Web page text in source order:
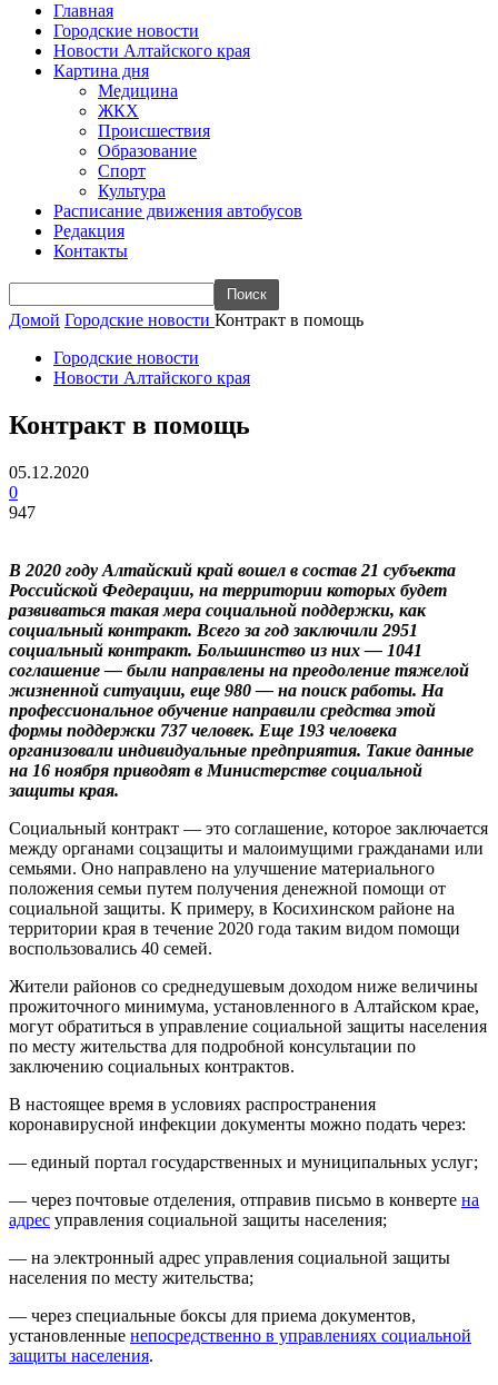
Главная
Городские новости
Новости Алтайского края
Картина дня
Медицина
ЖКХ
Происшествия
Образование
Спорт
Культура
Расписание движения автобусов
Редакция
Контакты
Домой Городские новости Контракт в помощь
Городские новости
Новости Алтайского края
Контракт в помощь
05.12.2020
0
947
В 2020 году Алтайский край вошел в состав 21 субъекта
Российской Федерации, на территории которых будет
развиваться такая мера социальной поддержки, как
социальный контракт. Всего за год заключили 2951
социальный контракт. Большинство из них — 1041
соглашение — были направлены на преодоление тяжелой
жизненной ситуации, еще 980 — на поиск работы. На
профессиональное обучение направили средства этой
формы поддержки 737 человек. Еще 193 человека
организовали индивидуальные предприятия. Такие данные
на 16 ноября приводят в Министерстве социальной
защиты края.
Социальный контракт — это соглашение, которое заключается
между органами соцзащиты и малоимущими гражданами или
семьями. Оно направлено на улучшение материального
положения семьи путем получения денежной помощи от
социальной защиты. К примеру, в Косихинском районе на
территории края в течение 2020 года таким видом помощи
воспользовались 40 семей.
Жители районов со среднедушевым доходом ниже величины
прожиточного минимума, установленного в Алтайском крае,
могут обратиться в управление социальной защиты населения
по месту жительства для подробной консультации по
заключению социальных контрактов.
В настоящее время в условиях распространения
коронавирусной инфекции документы можно подать через:
— единый портал государственных и муниципальных услуг;
— через почтовые отделения, отправив письмо в конверте на
адрес управления социальной защиты населения;
— на электронный адрес управления социальной защиты
населения по месту жительства;
— через специальные боксы для приема документов,
установленные непосредственно в управлениях социальной
защиты населения.